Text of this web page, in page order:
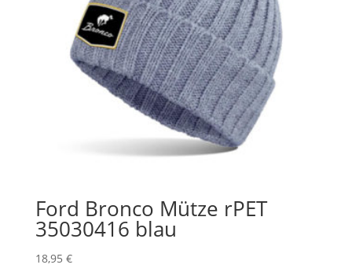
Ford Bronco Mütze rPET
35030416 blau
18,95 €